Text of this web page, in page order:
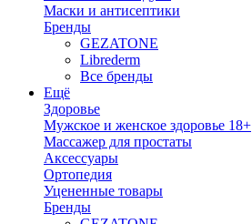
Маски и антисептики
Бренды
GEZATONE
Librederm
Все бренды
Ещё
Здоровье
Мужское и женское здоровье 18+
Массажер для простаты
Аксессуары
Ортопедия
Уцененные товары
Бренды